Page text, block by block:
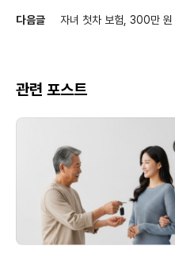
다음글
자녀 첫차 보험, 300만 원
관련 포스트